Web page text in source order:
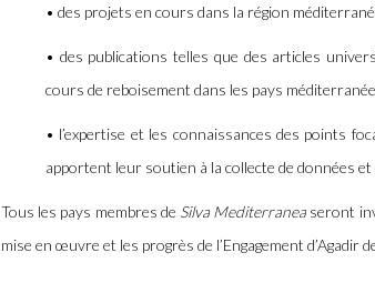
• des projets en cours dans la région
• des publications telles que des articles
cours de reboisement dans les pays
• l’expertise et les connaissances des points
apportent leur soutien à la collecte de données
Tous les pays membres de Silva Mediterranea seront
mise en œuvre et les progrès de l’Engagement d’Agadir